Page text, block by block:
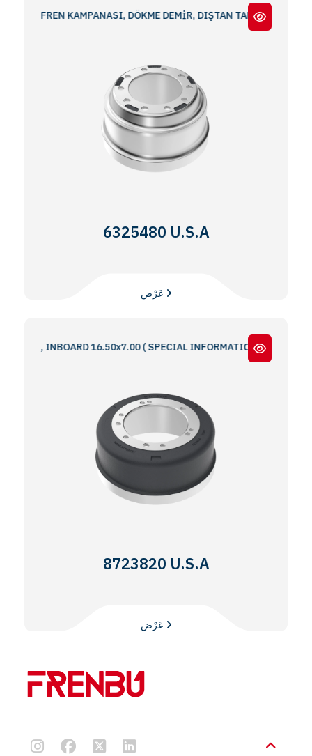
FREN KAMPANASI, DÖKME DEMİR, DIŞTAN TAKMA 16.50x7.00
6325480 U.S.A
INBOARD 16.50x7.00 ( SPECIAL INFORMATION : 5 & 6 BOLT
8723820 U.S.A